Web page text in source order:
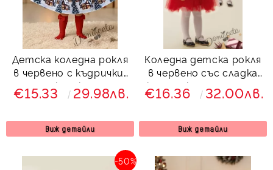
Детска коледна рокля
в червено с къдрички,
панделка и коледни
мотиви къщички
€15.33 29.98лв.
Виж детайли
Коледна детска рокля
в червено със сладка
картинка на еленче и
блестящ тюл в
€16.36 32.00лв.
Виж детайли
-50%